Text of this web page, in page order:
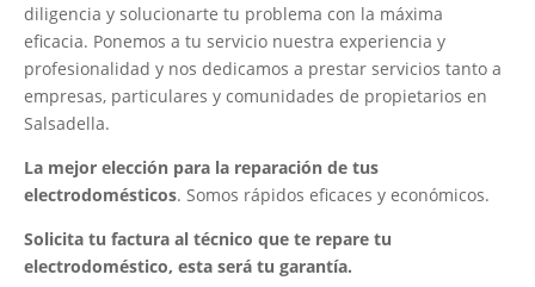
diligencia y solucionarte tu problema con la máxima
eficacia. Ponemos a tu servicio nuestra experiencia y
profesionalidad y nos dedicamos a prestar servicios tanto a
empresas, particulares y comunidades de propietarios en
Salsadella.
La mejor elección para la reparación de tus
electrodomésticos. Somos rápidos eficaces y económicos.
Solicita tu factura al técnico que te repare tu
electrodoméstico, esta será tu garantía.